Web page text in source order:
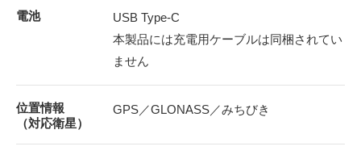
電池
USB Type-C
本製品には充電用ケーブルは同梱されてい
ません
位置情報
（対応衛星）
GPS／GLONASS／みちびき